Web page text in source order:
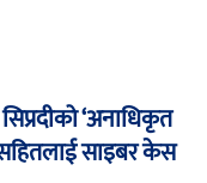
‘अनाधिकृत
साइबर केस